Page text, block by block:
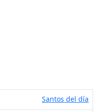
Santos del día